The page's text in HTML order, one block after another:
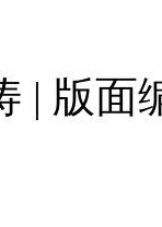
| 版面